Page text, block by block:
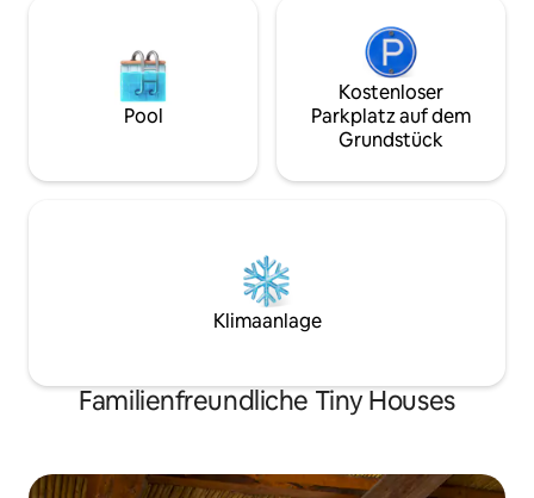
Pool
Kostenloser
Parkplatz auf dem
Grundstück
Klimaanlage
Familienfreundliche Tiny Houses